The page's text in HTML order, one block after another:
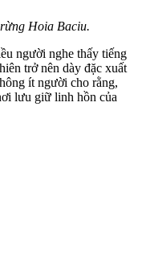
Hoia Baciu.
người nghe thấy tiếng
trở nên dày đặc xuất
ít người cho rằng,
lưu giữ linh hồn của